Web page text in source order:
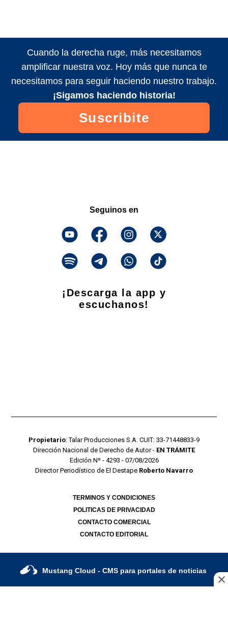
Cuando la derecha ruge, más necesitamos
amplificar nuestra voz. Hoy más que nunca te
necesitamos para seguir haciendo nuestro trabajo.
¡Sigamos haciendo historia!
Suscribite
Seguinos en
¡Descarga la app y
escuchanos!
Propietario: Talar Producciones S.A. CUIT: 33-71448833-9
Dirección Nacional de Derecho de Autor - EN TRÁMITE
Edición Nº - 4293 - 07/08/2026
Director Periodístico de El Destape Roberto Navarro
TERMINOS Y CONDICIONES
POLITICAS DE PRIVACIDAD
CONTACTO COMERCIAL
CONTACTO EDITORIAL
Mustang Cloud - CMS para portales de noticias